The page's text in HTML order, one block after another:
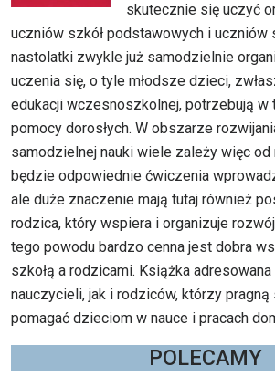
skutecznie się uczyć
uczniów szkół podstawowych i uczniów
nastolatki zwykle już samodzielnie
uczenia się, o tyle młodsze dzieci,
edukacji wczesnoszkolnej, potrzebują w
pomocy dorosłych. W obszarze
samodzielnej nauki wiele zależy więc od
będzie odpowiednie ćwiczenia
ale duże znaczenie mają tutaj również
rodzica, który wspiera i organizuje
tego powodu bardzo cenna jest dobra
szkołą a rodzicami. Książka
nauczycieli, jak i rodziców, którzy
pomagać dzieciom w nauce i pracach
POLECAMY